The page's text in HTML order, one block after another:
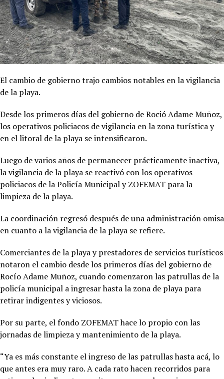
El cambio de gobierno trajo cambios notables en la vigilancia
de la playa.
Desde los primeros días del gobierno de Roció Adame Muñoz,
los operativos policiacos de vigilancia en la zona turística y
en el litoral de la playa se intensificaron.
Luego de varios años de permanecer prácticamente inactiva,
la vigilancia de la playa se reactivó con los operativos
policiacos de la Policía Municipal y ZOFEMAT para la
limpieza de la playa.
La coordinación regresó después de una administración omisa
en cuanto a la vigilancia de la playa se refiere.
Comerciantes de la playa y prestadores de servicios turísticos
notaron el cambio desde los primeros días del gobierno de
Rocío Adame Muñoz, cuando comenzaron las patrullas de la
policía municipal a ingresar hasta la zona de playa para
retirar indigentes y viciosos.
Por su parte, el fondo ZOFEMAT hace lo propio con las
jornadas de limpieza y mantenimiento de la playa.
“Ya es más constante el ingreso de las patrullas hasta acá, lo
que antes era muy raro. A cada rato hacen recorridos para